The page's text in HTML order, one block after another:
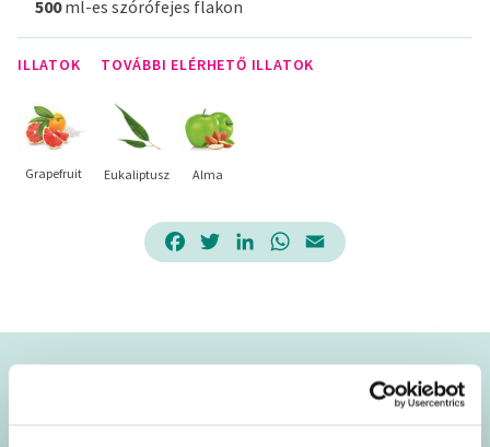
500ml-es szórófejes flakon
ILLATOK
Grapefruit
TOVÁBBI ELÉRHETŐ ILLATOK
Eukaliptusz Alma
FacebookTwitterLinkedInWhatsApp
Email
tervezték, hogy